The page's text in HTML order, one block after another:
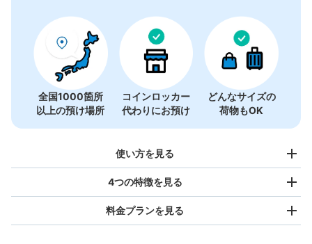
全国1000箇所
以上の預け場所
コインロッカー
代わりにお預け
どんなサイズの
荷物もOK
使い方を見る
4つの特徴を見る
料金プランを見る